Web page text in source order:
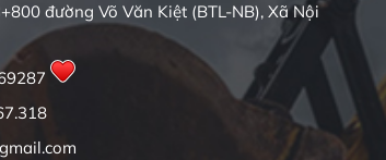
đường Võ Văn Kiệt (BTL-NB), Xã Nội